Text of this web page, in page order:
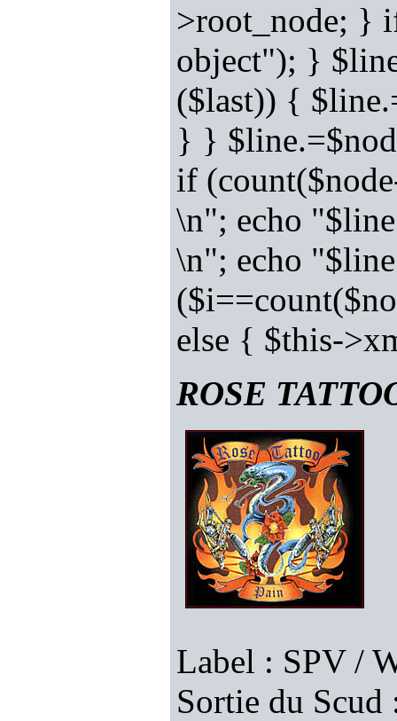
>root_node; }
object"); }
($last)) {
} }
if
\n"; echo
\n"; echo
else { $this-
ROSE
Label : SPV /
Sortie du